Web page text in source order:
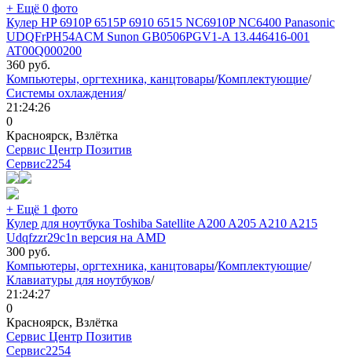
+ Ещё 0 фото
Кулер HP 6910P 6515P 6910 6515 NC6910P NC6400 Panasonic
UDQFrPH54ACM Sunon GB0506PGV1-A 13.446416-001
AT00Q000200
360 руб.
Компьютеры, оргтехника, канцтовары/Комплектующие/
Системы охлаждения/
21:24:26
0
Красноярск, Взлётка
Сервис Центр Позитив
Сервис2254
+ Ещё 1 фото
Кулер для ноутбука Toshiba Satellite A200 A205 A210 A215
Udqfzzr29c1n версия на AMD
300 руб.
Компьютеры, оргтехника, канцтовары/Комплектующие/
Клавиатуры для ноутбуков/
21:24:27
0
Красноярск, Взлётка
Сервис Центр Позитив
Сервис2254